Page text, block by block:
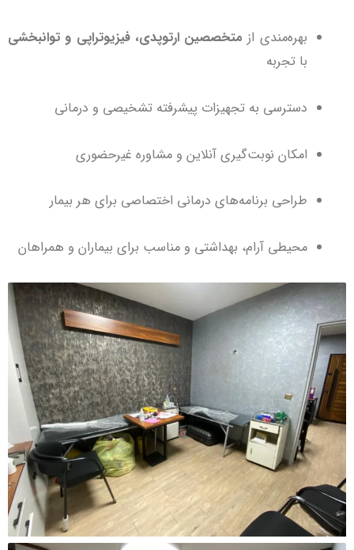
بهره‌مندی از متخصصین ارتوپدی، فیزیوتراپی و توانبخشی
با تجربه
دسترسی به تجهیزات پیشرفته تشخیصی و درمانی
امکان نوبت‌گیری آنلاین و مشاوره غیرحضوری
طراحی برنامه‌های درمانی اختصاصی برای هر بیمار
محیطی آرام، بهداشتی و مناسب برای بیماران و همراهان